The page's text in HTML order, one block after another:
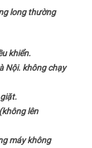
long thường
khiển.
Nội. không chạy
lên
máy không